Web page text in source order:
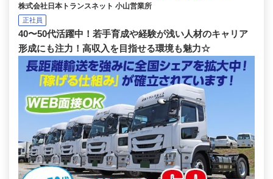
株式会社日本トランスネット 小山営業所
正社員
40〜50代活躍中！若手育成や経験が浅い人材のキャリア
形成にも注力！高収入を目指せる環境も魅力☆